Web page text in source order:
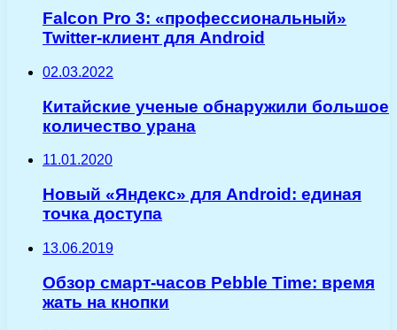
Falcon Pro 3: «профессиональный»
Twitter-клиент для Android
02.03.2022
Китайские ученые обнаружили большое
количество урана
11.01.2020
Новый «Яндекс» для Android: единая
точка доступа
13.06.2019
Обзор смарт-часов Pebble Time: время
жать на кнопки